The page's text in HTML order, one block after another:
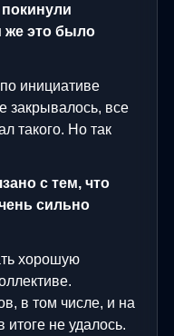
же это было
инициативе
закрывалось, все
такого. Но так
с тем, что
сильно
хорошую
в том числе, и на
не удалось.